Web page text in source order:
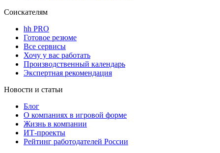
Соискателям
hh PRO
Готовое резюме
Все сервисы
Хочу у вас работать
Производственный календарь
Экспертная рекомендация
Новости и статьи
Блог
О компаниях в игровой форме
Жизнь в компании
ИТ-проекты
Рейтинг работодателей России